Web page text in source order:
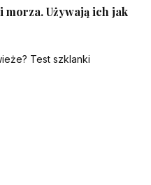
morza. Używają ich jak